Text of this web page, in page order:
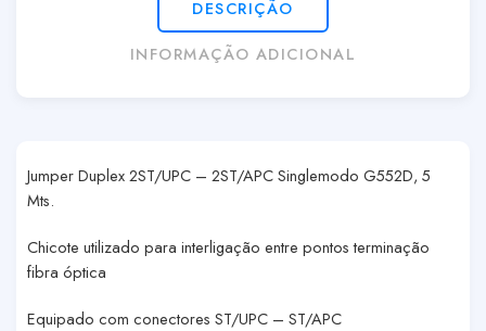
DESCRIÇÃO
INFORMAÇÃO ADICIONAL
Jumper Duplex 2ST/UPC – 2ST/APC Singlemodo G552D, 5
Mts.
Chicote utilizado para interligação entre pontos terminação
fibra óptica
Equipado com conectores ST/UPC – ST/APC